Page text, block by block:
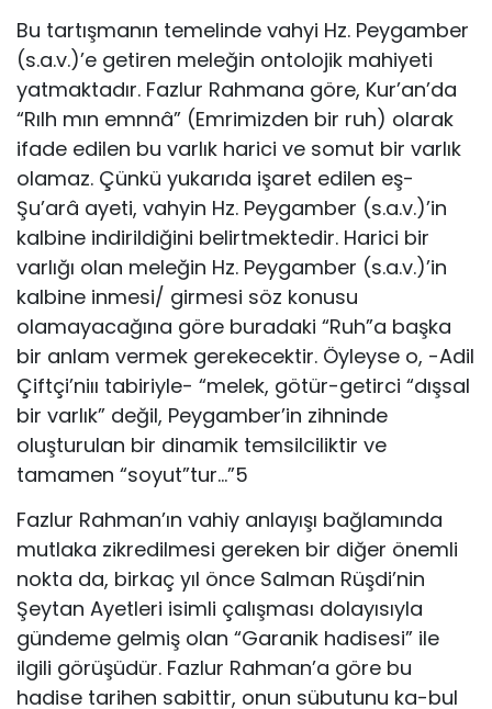
Bu tartışmanın temelinde vahyi Hz. Peygamber
(s.a.v.)’e getiren meleğin ontolojik mahiyeti
yatmaktadır. Fazlur Rahmana göre, Kur’an’da
“Rılh mın emnnâ” (Emrimizden bir ruh) olarak
ifade edilen bu varlık harici ve somut bir varlık
olamaz. Çünkü yukarıda işaret edilen eş-
Şu’arâ ayeti, vahyin Hz. Peygamber (s.a.v.)’in
kalbine indirildiğini belirtmektedir. Harici bir
varlığı olan meleğin Hz. Peygamber (s.a.v.)’in
kalbine inmesi/ girmesi söz konusu
olamayacağına göre buradaki “Ruh”a başka
bir anlam vermek gerekecektir. Öyleyse o, -Adil
Çiftçi’niıı tabiriyle- “melek, götür-getirci “dışsal
bir varlık” değil, Peygamber’in zihninde
oluşturulan bir dinamik temsilciliktir ve
tamamen “soyut”tur…”5
Fazlur Rahman’ın vahiy anlayışı bağlamında
mutlaka zikredilmesi gereken bir diğer önemli
nokta da, birkaç yıl önce Salman Rüşdi’nin
Şeytan Ayetleri isimli çalışması dolayısıyla
gündeme gelmiş olan “Garanik hadisesi” ile
ilgili görüşüdür. Fazlur Rahman’a göre bu
hadise tarihen sabittir, onun sübutunu ka-bul